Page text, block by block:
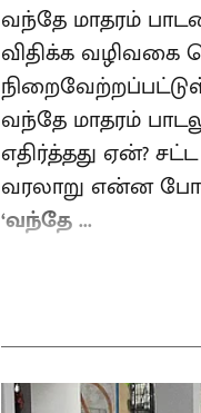
வந்தே மாதரம்
விதிக்க வழிவகை
வந்தே மாதரம்
எதிர்த்தது ஏன்?
வரலாறு என்ன
‘வந்தே ...